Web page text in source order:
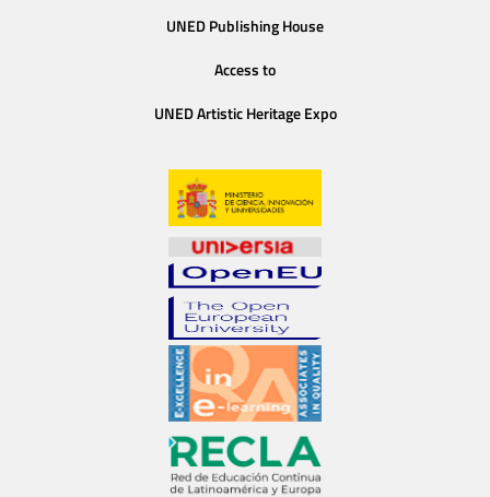
UNED Publishing House
Access to
UNED Artistic Heritage Expo